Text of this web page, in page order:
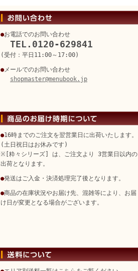
●お電話でのお問い合わせ
TEL.0120-629841
(受付：平日11:00～17:00)
●メールでのお問い合わせ
shopmaster@menubook.jp
●16時までのご注文を翌営業日に出荷いたします。
(土日祝日はお休みです)
※[粋々シリーズ] は、ご注文より 3営業日以内の
出荷となります。
●発送はご入金・決済処理完了後となります。
●商品の在庫状況やお届け先、混雑等により、お届
け日が変更となる場合がございます。